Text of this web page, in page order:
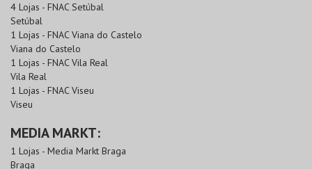
4 Lojas - FNAC Setúbal
Setúbal
1 Lojas - FNAC Viana do Castelo
Viana do Castelo
1 Lojas - FNAC Vila Real
Vila Real
1 Lojas - FNAC Viseu
Viseu
MEDIA MARKT:
1 Lojas - Media Markt Braga
Braga